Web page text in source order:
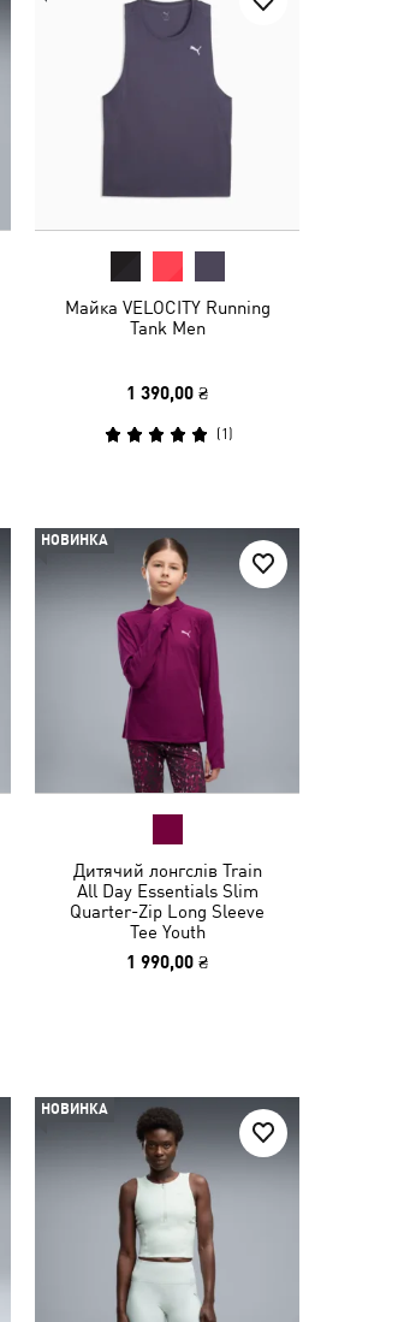
Майка VELOCITY Running
Tank Men
1 390,00 ₴
(1 )
НОВИНКА
Дитячий лонгслів Train
All Day Essentials Slim
Quarter-Zip Long Sleeve
Tee Youth
1 990,00 ₴
НОВИНКА